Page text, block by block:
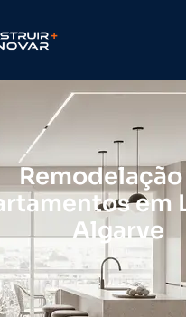
em
Algarve